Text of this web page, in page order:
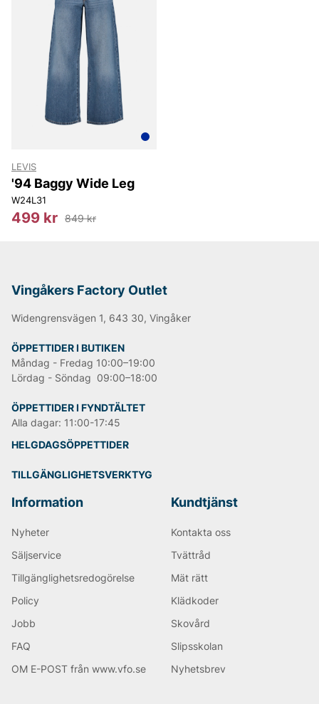
Informationen är hämtad från Wikipedia.
Andra populära varumärken:
Björn Borg
LEVIS
'94 Baggy Wide Leg
W24L31
499 kr 849 kr
Vingåkers Factory Outlet
Widengrensvägen 1, 643 30, Vingåker
ÖPPETTIDER I BUTIKEN
Måndag - Fredag 10:00–19:00
Lördag - Söndag 09:00–18:00
ÖPPETTIDER I FYNDTÄLTET
Alla dagar: 11:00-17:45
HELGDAGSÖPPETTIDER
TILLGÄNGLIGHETSVERKTYG
Information
Nyheter
Säljservice
Tillgänglighetsredogörelse
Policy
Jobb
FAQ
OM E-POST från www.vfo.se
Kundtjänst
Kontakta oss
Tvättråd
Mät rätt
Klädkoder
Skovård
Slipsskolan
Nyhetsbrev